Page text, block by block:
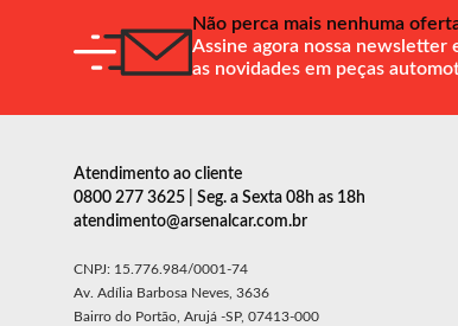
Não perca mais nenhuma
Assine agora nossa
as novidades em peças
Atendimento ao cliente
0800 277 3625 | Seg. a Sexta 08h as 18h
atendimento@arsenalcar.com.br
CNPJ: 15.776.984/0001-74
Av. Adília Barbosa Neves, 3636
Bairro do Portão, Arujá -SP, 07413-000